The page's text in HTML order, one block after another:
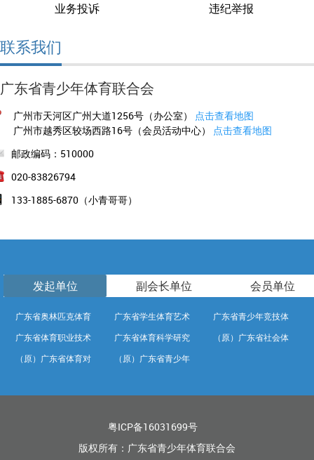
业务投诉 违纪举报
联系我们
广东省青少年体育联合会
广州市天河区广州大道1256号（办公室） 点击查看地图
广州市越秀区较场西路16号（会员活动中心） 点击查看地图
邮政编码：510000
020-83826794
133-1885-6870（小青哥哥）
发起单位 副会长单位 会员单位
广东省奥林匹克体育
中心
广东省学生体育艺术
联合会
广东省青少年竞技体
育学校
广东省体育职业技术
学院
广东省体育科学研究
（原）广东省社会体
（原）广东省体育对
（原）广东省青少年
粤ICP备16031699号
版权所有：广东省青少年体育联合会